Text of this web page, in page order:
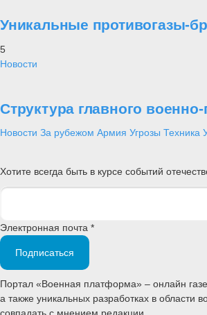
Уникальные противогазы-
5
Новости
Структура главного
Новости За рубежом Армия Угрозы Техника
Хотите всегда быть в курсе событий
Электронная почта *
Подписаться
Портал «Военная платформа» – онлайн
а также уникальных разработках в области
совпадать с мнением редакции.